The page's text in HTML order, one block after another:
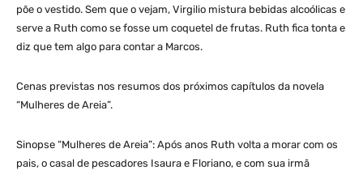
põe o vestido. Sem que o vejam, Virgilio mistura bebidas alcoólicas e
serve a Ruth como se fosse um coquetel de frutas. Ruth fica tonta e
diz que tem algo para contar a Marcos.
Cenas previstas nos resumos dos próximos capítulos da novela
“Mulheres de Areia”.
Sinopse “Mulheres de Areia”: Após anos Ruth volta a morar com os
pais, o casal de pescadores Isaura e Floriano, e com sua irmã